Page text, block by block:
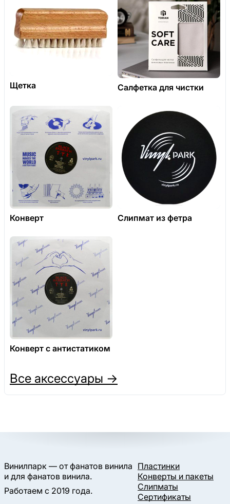
Щетка Салфетка для чистки
Конверт Слипмат из фетра
Конверт с антистатиком
Все аксессуары →
Винилпарк — от фанатов винила
и для фанатов винила.
Работаем с 2019 года.
Пластинки
Конверты и пакеты
Слипматы
Сертификаты